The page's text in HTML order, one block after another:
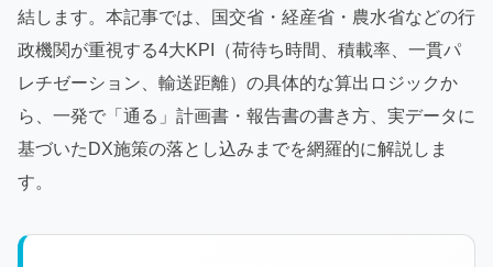
結します。本記事では、国交省・経産省・農水省などの行
政機関が重視する4大KPI（荷待ち時間、積載率、一貫パ
レチゼーション、輸送距離）の具体的な算出ロジックか
ら、一発で「通る」計画書・報告書の書き方、実データに
基づいたDX施策の落とし込みまでを網羅的に解説しま
す。